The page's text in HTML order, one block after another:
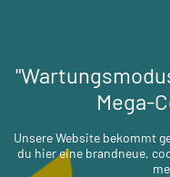
Mega-
Unsere Website bekommt
du hier eine brandneue,